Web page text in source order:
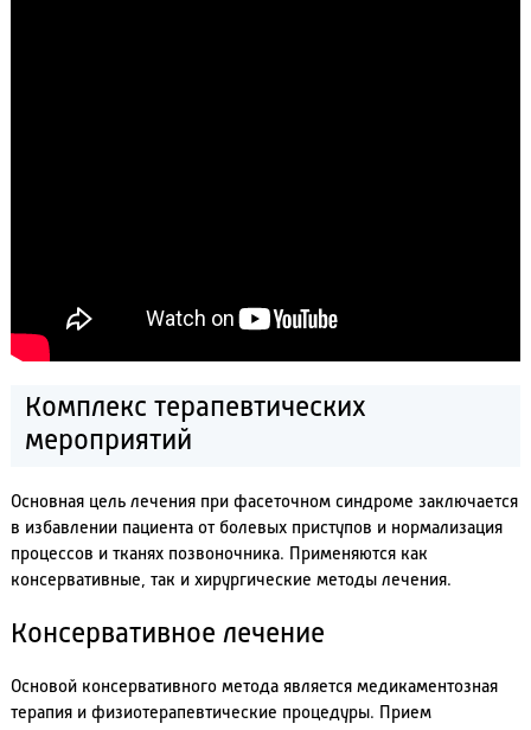
Комплекс терапевтических
мероприятий
Основная цель лечения при фасеточном синдроме заключается
в избавлении пациента от болевых приступов и нормализация
процессов и тканях позвоночника. Применяются как
консервативные, так и хирургические методы лечения.
Консервативное лечение
Основой консервативного метода является медикаментозная
терапия и физиотерапевтические процедуры. Прием